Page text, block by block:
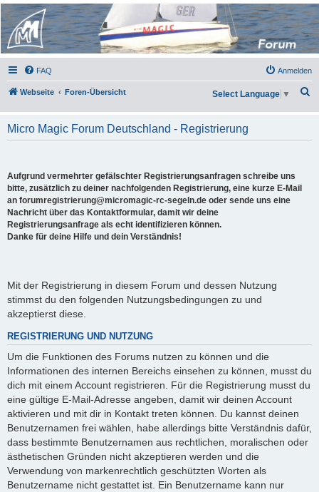
Micro Magic Forum
Deutschland
FAQ Anmelden
Webseite Foren-Übersicht
h
Select Language ▼
Micro Magic Forum Deutschland - Registrierung
Aufgrund vermehrter gefälschter Registrierungsanfragen schreibe uns
bitte, zusätzlich zu deiner nachfolgenden Registrierung, eine kurze E-Mail
an forumregistrierung@micromagic-rc-segeln.de oder sende uns eine
Nachricht über das Kontaktformular, damit wir deine
Registrierungsanfrage als echt identifizieren können.
Danke für deine Hilfe und dein Verständnis!
Mit der Registrierung in diesem Forum und dessen Nutzung
stimmst du den folgenden Nutzungsbedingungen zu und
akzeptierst diese.
REGISTRIERUNG UND NUTZUNG
Um die Funktionen des Forums nutzen zu können und die
Informationen des internen Bereichs einsehen zu können, musst du
dich mit einem Account registrieren. Für die Registrierung musst du
eine gültige E-Mail-Adresse angeben, damit wir deinen Account
aktivieren und mit dir in Kontakt treten können. Du kannst deinen
Benutzernamen frei wählen, habe allerdings bitte Verständnis dafür,
dass bestimmte Benutzernamen aus rechtlichen, moralischen oder
ästhetischen Gründen nicht akzeptieren werden und die
Verwendung von markenrechtlich geschützten Worten als
Benutzername nicht gestattet ist. Ein Benutzername kann nur